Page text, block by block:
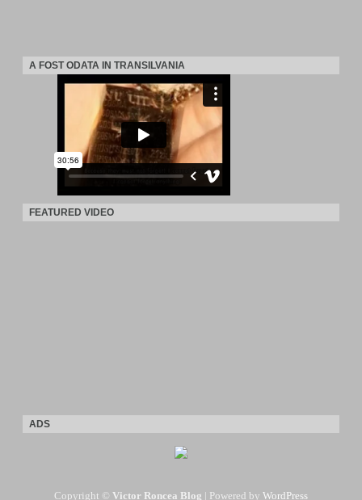
A FOST ODATA IN TRANSILVANIA
FEATURED VIDEO
ADS
Copyright © Victor Roncea Blog | Powered by WordPress